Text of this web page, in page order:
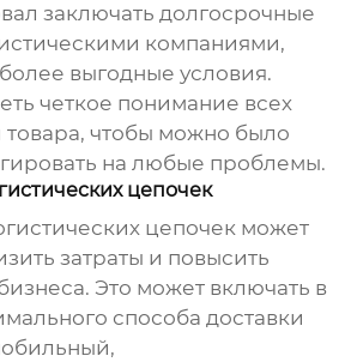
заключать долгосрочные
компаниями,
выгодные условия.
четкое понимание всех
товара, чтобы можно было
на любые проблемы.
цепочек
цепочек может
затраты и повысить
Это может включать в
способа доставки